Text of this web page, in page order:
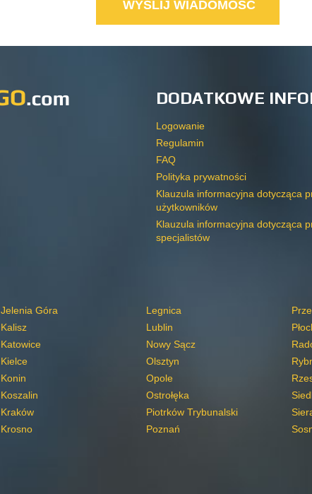
DODATKOWE
Logowanie
Regulamin
FAQ
Polityka prywatności
Klauzula informacyjna dotycząca
użytkowników
Klauzula informacyjna dotycząca
specjalistów
Jelenia Góra
Kalisz
Katowice
Kielce
Konin
Koszalin
Kraków
Krosno
Legnica
Lublin
Nowy Sącz
Olsztyn
Opole
Ostrołęka
Piotrków Trybunalski
Poznań